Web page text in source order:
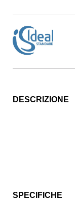
DESCRIZIONE
SPECIFICHE